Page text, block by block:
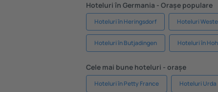
Hoteluri în Germania - Orașe populare
Hoteluri în Heringsdorf Hoteluri
Hoteluri în Butjadingen Hoteluri în
Cele mai bune hoteluri - orașe
Hoteluri în Petty France Hoteluri Urda